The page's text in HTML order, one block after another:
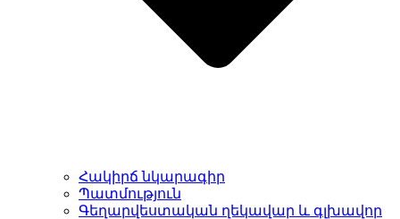
Հակիրճ նկարագիր
Պատմություն
Գեղարվեստական ղեկավար և գլխավոր